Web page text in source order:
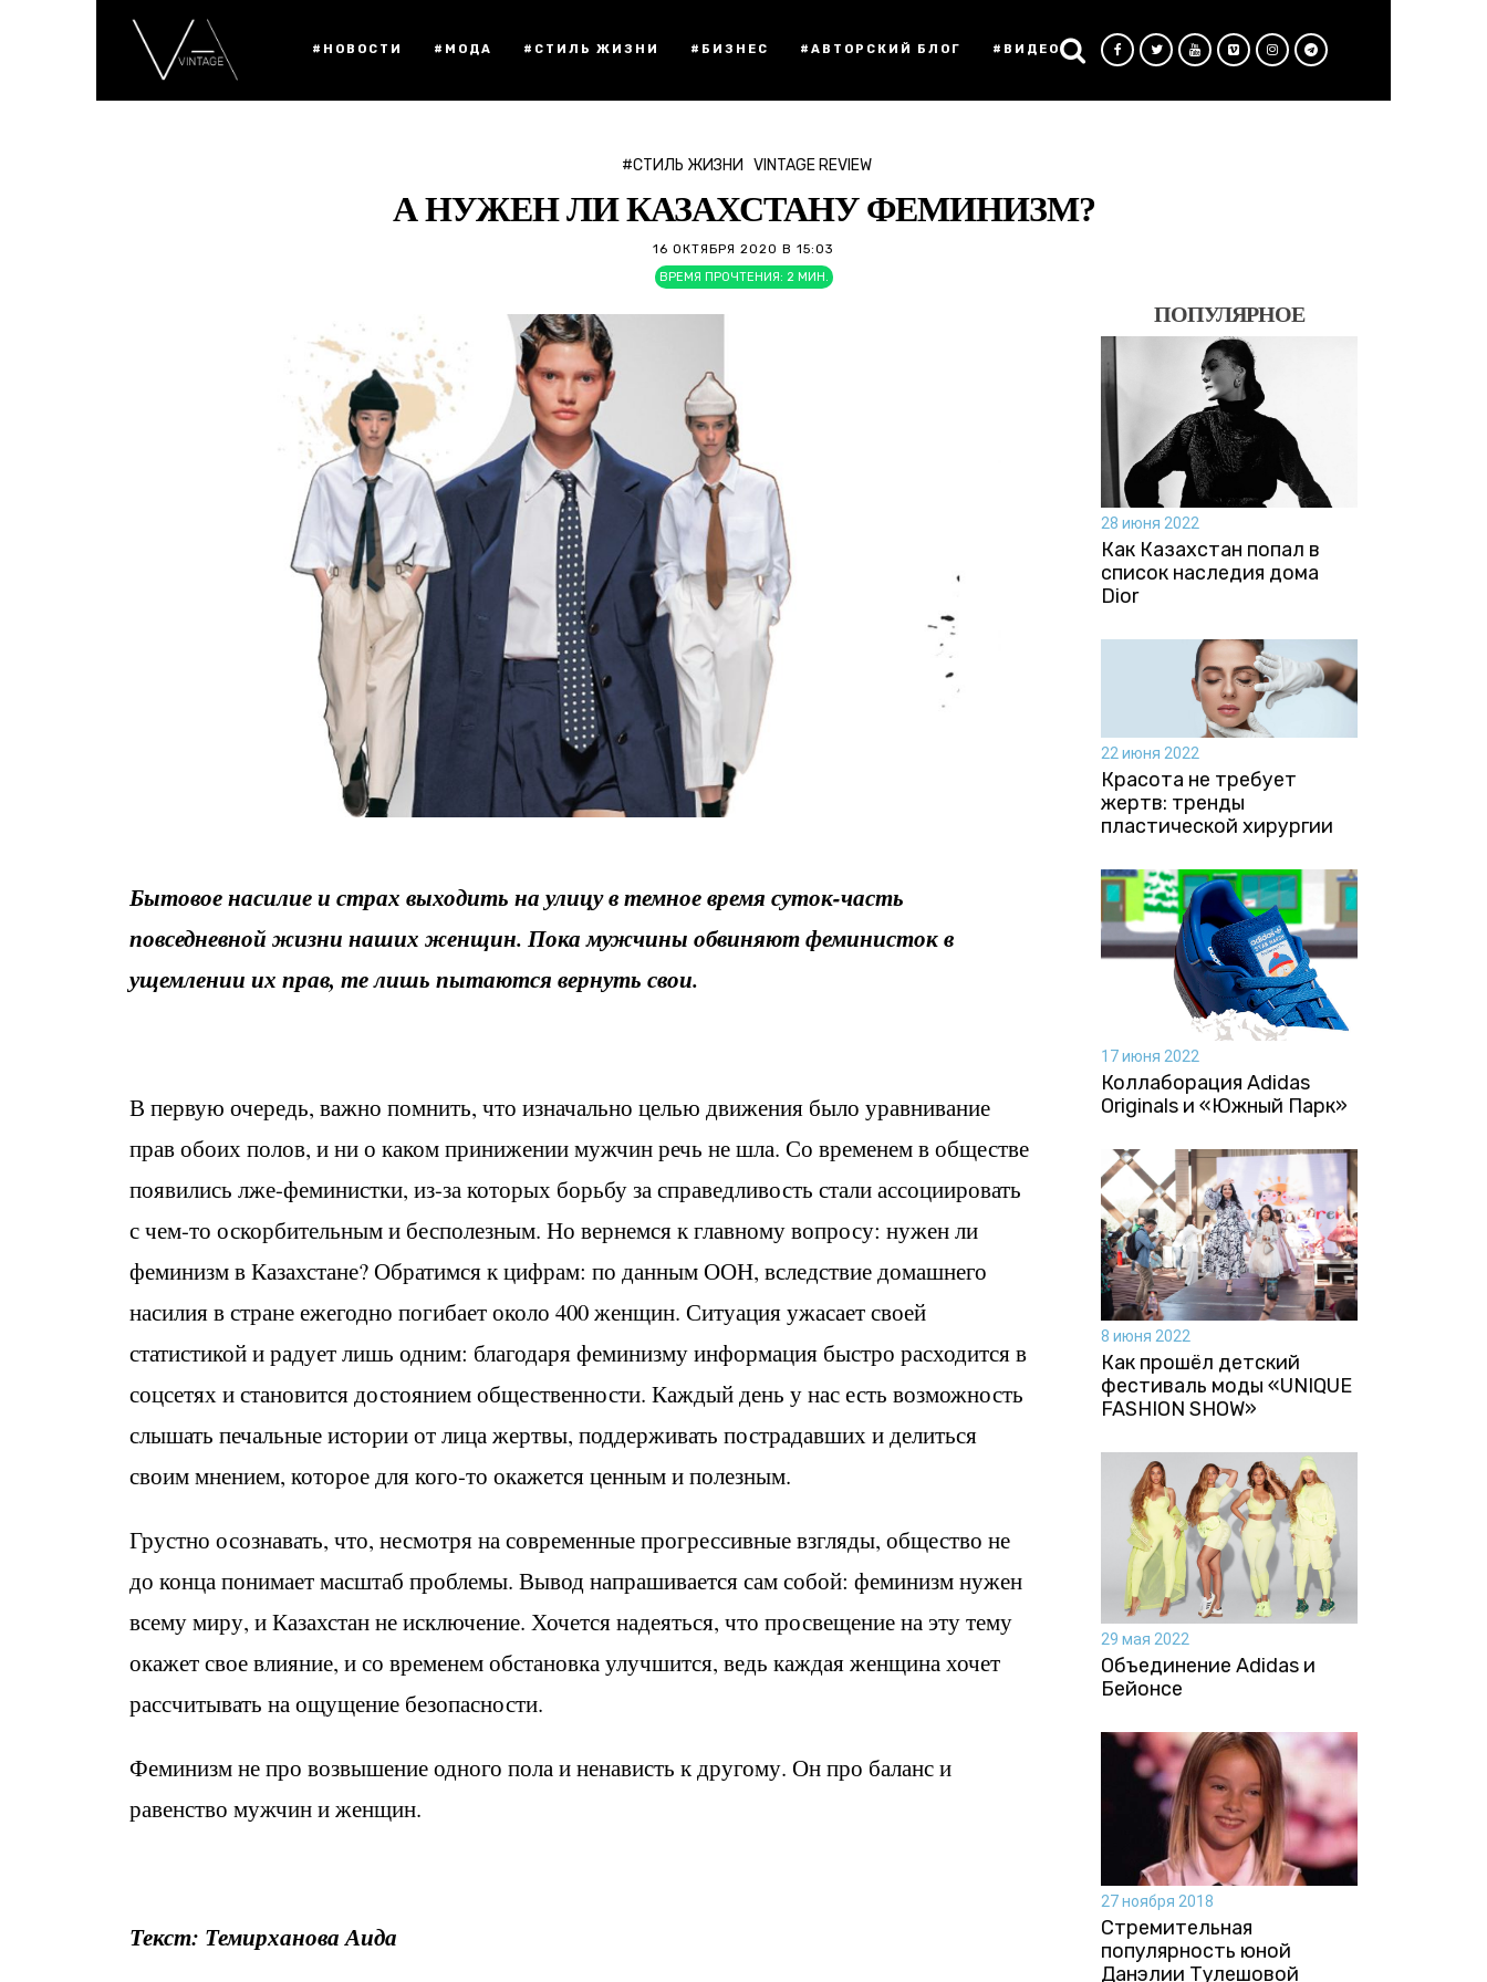
#НОВОСТИ #МОДА #СТИЛЬ ЖИЗНИ #БИЗНЕС #АВТОРСКИЙ БЛОГ #ВИДЕО
#СТИЛЬ ЖИЗНИ VINTAGE REVIEW
А НУЖЕН ЛИ КАЗАХСТАНУ ФЕМИНИЗМ?
16 ОКТЯБРЯ 2020 В 15:03
ВРЕМЯ ПРОЧТЕНИЯ: 2 МИН.
Бытовое насилие и страх выходить на улицу в темное время суток-часть
повседневной жизни наших женщин. Пока мужчины обвиняют феминисток в
ущемлении их прав, те лишь пытаются вернуть свои.
В первую очередь, важно помнить, что изначально целью движения было уравнивание
прав обоих полов, и ни о каком принижении мужчин речь не шла. Со временем в обществе
появились лже-феминистки, из-за которых борьбу за справедливость стали ассоциировать
с чем-то оскорбительным и бесполезным. Но вернемся к главному вопросу: нужен ли
феминизм в Казахстане? Обратимся к цифрам: по данным ООН, вследствие домашнего
насилия в стране ежегодно погибает около 400 женщин. Ситуация ужасает своей
статистикой и радует лишь одним: благодаря феминизму информация быстро расходится в
соцсетях и становится достоянием общественности. Каждый день у нас есть возможность
слышать печальные истории от лица жертвы, поддерживать пострадавших и делиться
своим мнением, которое для кого-то окажется ценным и полезным.
Грустно осознавать, что, несмотря на современные прогрессивные взгляды, общество не
до конца понимает масштаб проблемы. Вывод напрашивается сам собой: феминизм нужен
всему миру, и Казахстан не исключение. Хочется надеяться, что просвещение на эту тему
окажет свое влияние, и со временем обстановка улучшится, ведь каждая женщина хочет
рассчитывать на ощущение безопасности.
Феминизм не про возвышение одного пола и ненависть к другому. Он про баланс и
равенство мужчин и женщин.
Текст: Темирханова Аида
ПОПУЛЯРНОЕ
28 июня 2022
Как Казахстан попал в
список наследия дома
Dior
22 июня 2022
Красота не требует
жертв: тренды
пластической хирургии
17 июня 2022
Коллаборация Аdidas
Originals и «Южный Парк»
8 июня 2022
Как прошёл детский
фестиваль моды «UNIQUE
FASHION SHOW»
29 мая 2022
Объединение Adidas и
Бейонсе
27 ноября 2018
Стремительная
популярность юной
Данэлии Тулешовой